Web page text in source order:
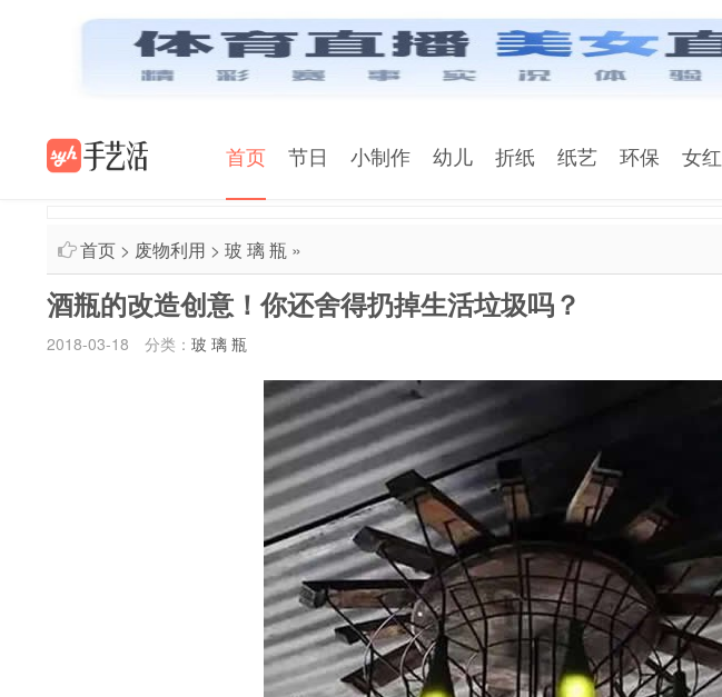
首页 节日 小制作 幼儿 折纸 纸艺 环保 女红
首页 > 废物利用 > 玻 璃 瓶 »
酒瓶的改造创意！你还舍得扔掉生活垃圾吗？
2018-03-18 分类： 玻 璃 瓶